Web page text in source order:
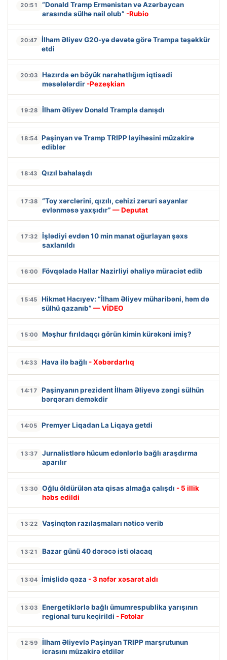
20:51
“Donald Tramp Ermənistan və Azərbaycan
arasında sülhə nail olub” -Rubio
20:47
İlham Əliyev G20-yə dəvətə görə Trampa təşəkkür
etdi
20:03
Hazırda ən böyük narahatlığım iqtisadi
məsələlərdir -Pezeşkian
19:28 İlham Əliyev Donald Trampla danışdı
18:54 Paşinyan və Tramp TRIPP layihəsini müzakirə
ediblər
18:43 Qızıl bahalaşdı
17:38
“Toy xərclərini, qızılı, cehizi zəruri sayanlar
evlənməsə yaxşıdır” — Deputat
17:32
İşlədiyi evdən 10 min manat oğurlayan şəxs
saxlanıldı
16:00 Fövqəladə Hallar Nazirliyi əhaliyə müraciət edib
15:45
Hikmət Hacıyev: “İlham Əliyev müharibəni, həm də
sülhü qazanıb” — VİDEO
15:00 Məşhur fırıldaqçı görün kimin kürəkəni imiş?
14:33 Hava ilə bağlı - Xəbərdarlıq
14:17
Paşinyanın prezident İlham Əliyevə zəngi sülhün
bərqərarı deməkdir
14:05 Premyer Liqadan La Liqaya getdi
13:37
Jurnalistlərə hücum edənlərlə bağlı araşdırma
aparılır
13:30 Oğlu öldürülən ata qisas almağa çalışdı - 5 illik
həbs edildi
13:22 Vaşinqton razılaşmaları nəticə verib
13:21 Bazar günü 40 dərəcə isti olacaq
13:04 İmişlidə qəza - 3 nəfər xəsarət aldı
13:03
Energetiklərlə bağlı ümumrespublika yarışının
regional turu keçirildi - Fotolar
12:59
İlham Əliyevlə Paşinyan TRIPP marşrutunun
icrasını müzakirə etdilər